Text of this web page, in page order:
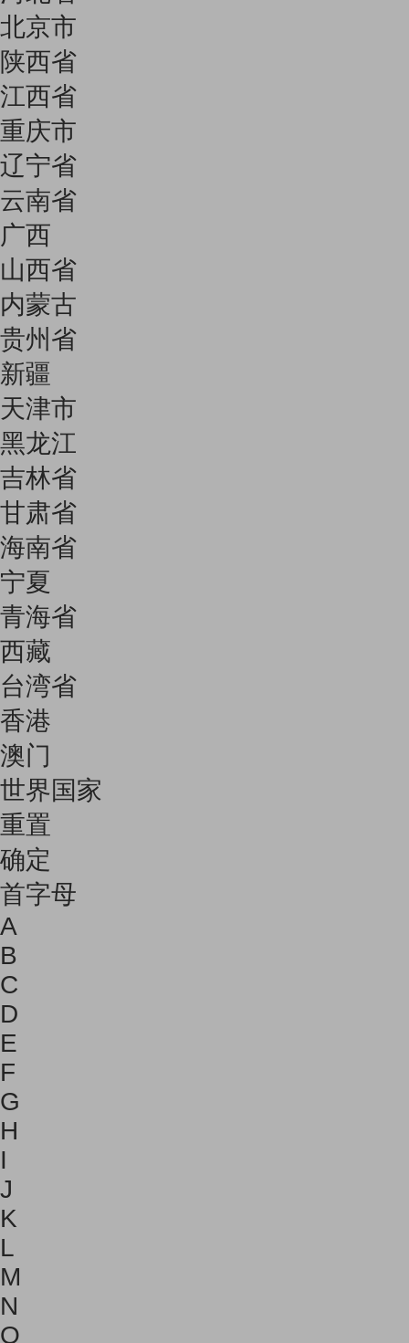
北京市
陕西省
江西省
重庆市
辽宁省
云南省
广西
山西省
内蒙古
贵州省
新疆
天津市
黑龙江
吉林省
甘肃省
海南省
宁夏
青海省
西藏
台湾省
香港
澳门
世界国家
重置
确定
首字母
A
B
C
D
E
F
G
H
I
J
K
L
M
N
O